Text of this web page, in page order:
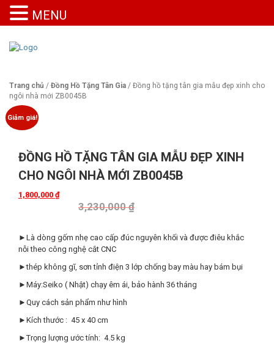
Trang chủ / Đồng Hồ Tặng Tân Gia / Đồng hồ tặng tân gia mẫu đẹp xinh cho
ngôi nhà mới ZB0045B
Giảm giá!
ĐỒNG HỒ TẶNG TÂN GIA MẪU ĐẸP XINH
CHO NGÔI NHÀ MỚI ZB0045B
3,230,000₫
1,800,000 ₫
►Là dòng gốm nhẹ cao cấp đúc nguyên khối và được điêu khắc
nỗi theo công nghệ cắt CNC
►thép không gĩ, sơn tỉnh điện 3 lớp chống bay màu hay bám bụi
►Máy:Seiko ( Nhật) chạy êm ái, bảo hành 36 tháng
►Quy cách sản phẩm như hình
►Kích thước : 45 x 40 cm
►Trọng lượng ước tính: 4.5 kg
MENU